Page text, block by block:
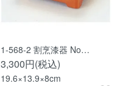
1-568-2 割烹漆器 No…
3,300円(税込)
19.6×13.9×8cm